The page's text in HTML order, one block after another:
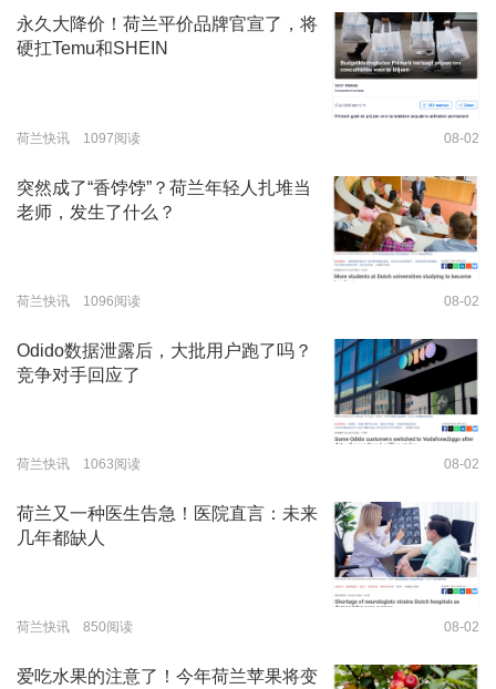
永久大降价！荷兰平价品牌官宣了，将
硬扛Temu和SHEIN
荷兰快讯 1097阅读 08-02
突然成了“香饽饽”？荷兰年轻人扎堆当
老师，发生了什么？
荷兰快讯 1096阅读 08-02
Odido数据泄露后，大批用户跑了吗？
竞争对手回应了
荷兰快讯 1063阅读 08-02
荷兰又一种医生告急！医院直言：未来
几年都缺人
荷兰快讯 850阅读 08-02
爱吃水果的注意了！今年荷兰苹果将变